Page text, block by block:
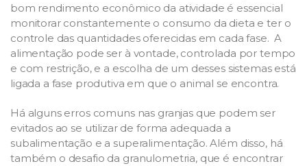
bom rendimento econômico da atividade é essencial
monitorar constantemente o consumo da dieta e ter o
controle das quantidades oferecidas em cada fase. A
alimentação pode ser à vontade, controlada por tempo
e com restrição, e a escolha de um desses sistemas está
ligada a fase produtiva em que o animal se encontra.
Há alguns erros comuns nas granjas que podem ser
evitados ao se utilizar de forma adequada a
subalimentação e a superalimentação. Além disso, há
também o desafio da granulometria, que é encontrar